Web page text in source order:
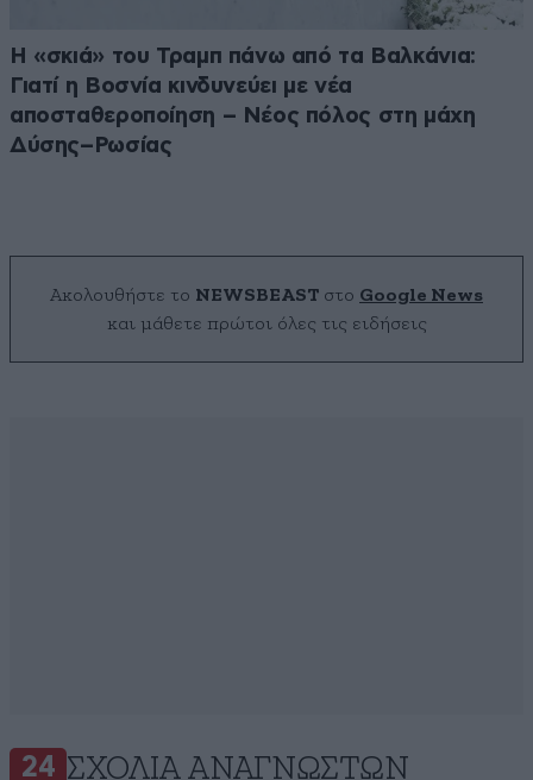
Η «σκιά» του Τραμπ πάνω από τα Βαλκάνια:
Γιατί η Βοσνία κινδυνεύει με νέα
αποσταθεροποίηση – Νέος πόλος στη μάχη
Δύσης–Ρωσίας
Ακολουθήστε το NEWSBEAST στο Google News
και μάθετε πρώτοι όλες τις ειδήσεις
24 ΣΧΌΛΙΑ ΑΝΑΓΝΩΣΤΏΝ